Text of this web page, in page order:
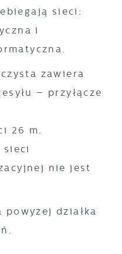
sieci:
i
zawiera
– przyłącze
26 m.
sieci
nie jest
działka